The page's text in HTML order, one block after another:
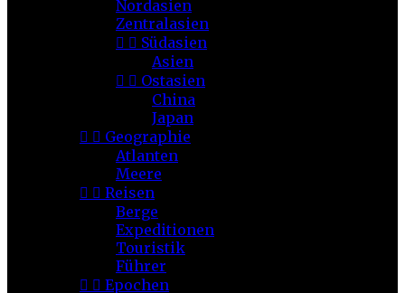
Nordasien
Zentralasien
  Südasien
Asien
  Ostasien
China
Japan
  Geographie
Atlanten
Meere
  Reisen
Berge
Expeditionen
Touristik
Führer
  Epochen